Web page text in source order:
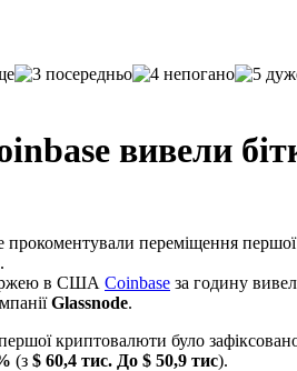
вивели
переміщення першої
в США Coinbase за годину
Glassnode.
криптовалюти було
(з $ 60,4 тис. До $ 50,9 тис).